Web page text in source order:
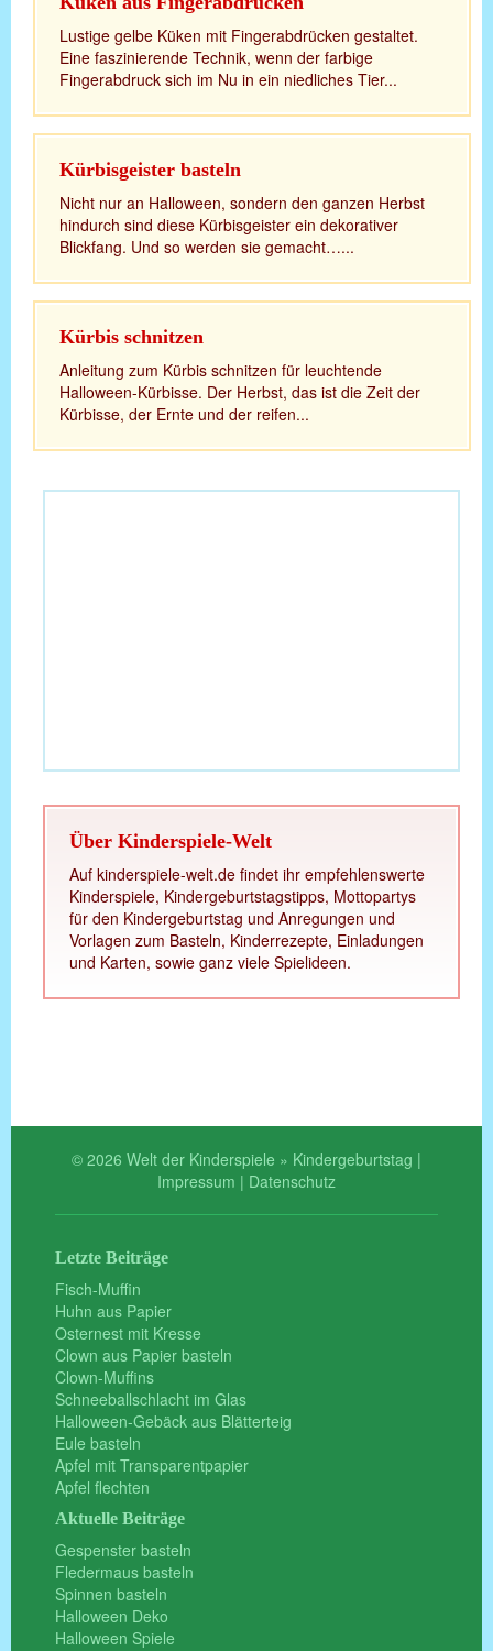
Lustige gelbe Küken mit Fingerabdrücken gestaltet.
Eine faszinierende Technik, wenn der farbige
Fingerabdruck sich im Nu in ein niedliches Tier...
Kürbisgeister basteln
Nicht nur an Halloween, sondern den ganzen Herbst
hindurch sind diese Kürbisgeister ein dekorativer
Blickfang. Und so werden sie gemacht…...
Kürbis schnitzen
Anleitung zum Kürbis schnitzen für leuchtende
Halloween-Kürbisse. Der Herbst, das ist die Zeit der
Kürbisse, der Ernte und der reifen...
Über Kinderspiele-Welt
Auf kinderspiele-welt.de findet ihr empfehlenswerte
Kinderspiele, Kindergeburtstagstipps, Mottopartys
für den Kindergeburtstag und Anregungen und
Vorlagen zum Basteln, Kinderrezepte, Einladungen
und Karten, sowie ganz viele Spielideen.
© 2026 Welt der Kinderspiele » Kindergeburtstag |
Impressum | Datenschutz
Letzte Beiträge
Fisch-Muffin
Huhn aus Papier
Osternest mit Kresse
Clown aus Papier basteln
Clown-Muffins
Schneeballschlacht im Glas
Halloween-Gebäck aus Blätterteig
Eule basteln
Apfel mit Transparentpapier
Apfel flechten
Aktuelle Beiträge
Gespenster basteln
Fledermaus basteln
Spinnen basteln
Halloween Deko
Halloween Spiele